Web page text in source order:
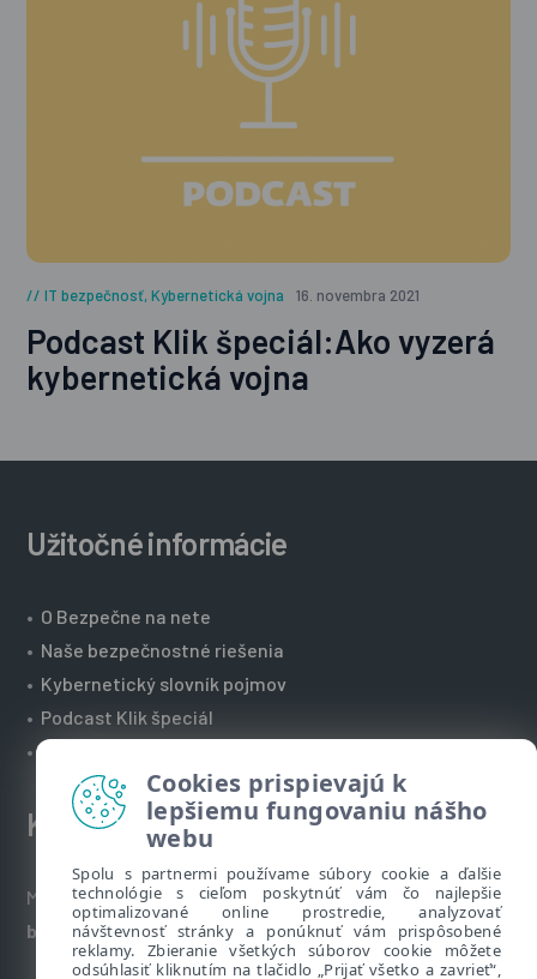
IT bezpečnosť,Kybernetická vojna 16. novembra 2021
Podcast Klik špeciál:Ako vyzerá
kybernetická vojna
Užitočné informácie
• O Bezpečne na nete
• Naše bezpečnostné riešenia
• Kybernetický slovník pojmov
• Podcast Klik špeciál
•Technická podpora spoločnosti ESET
Kontakt
Máte nezodpovedané otázky? Napíšte nám:
bezpecnenanete@eset.sk
Cookies prispievajú k
lepšiemu fungovaniu nášho
webu
Spolu s partnermi používame súbory cookie a ďalšie
technológie s cieľom poskytnúť vám čo najlepšie
optimalizované online prostredie, analyzovať
návštevnosť stránky a ponúknuť vám prispôsobené
reklamy. Zbieranie všetkých súborov cookie môžete
odsúhlasiť kliknutím na tlačidlo „Prijať všetko a zavrieť“,